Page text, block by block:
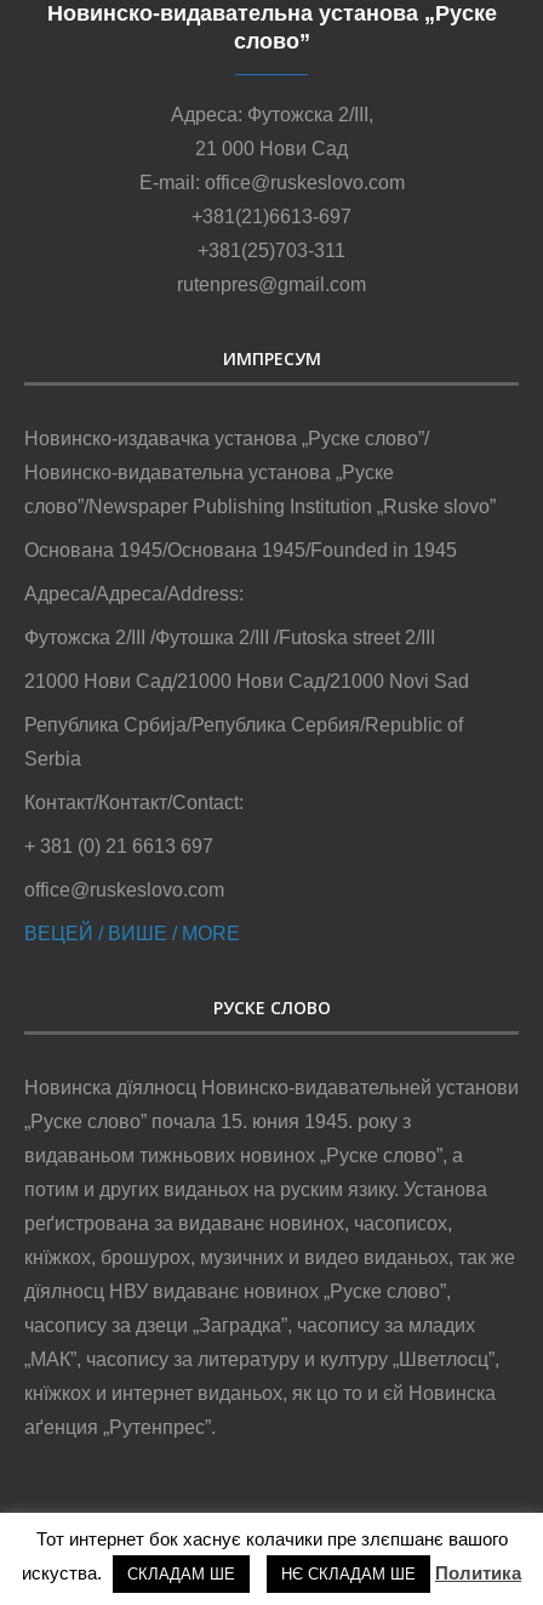
Новинско-видавательна установа „Руске
слово”
Адреса: Футожска 2/III,
21 000 Нови Сад
E-mail: office@ruskeslovo.com
+381(21)6613-697
+381(25)703-311
rutenpres@gmail.com
ИМПРЕСУМ
Новинско-издавачка установа „Руске слово”/
Новинско-видавательна установа „Руске
слово”/Newspaper Publishing Institution „Ruske slovo”
Основана 1945/Основана 1945/Founded in 1945
Адреса/Адреса/Address:
Футожска 2/III /Футошка 2/III /Futoska street 2/III
21000 Нови Сад/21000 Нови Сад/21000 Novi Sad
Република Србија/Република Сербия/Republic of
Serbia
Контакт/Контакт/Contact:
+ 381 (0) 21 6613 697
office@ruskeslovo.com
ВЕЦЕЙ / ВИШЕ / MORE
РУСКЕ СЛОВО
Новинска дїялносц Новинско-видавательней установи
„Руске слово” почала 15. юния 1945. року з
видаваньом тижньових новинох „Руске слово”, а
потим и других виданьох на руским язику. Установа
реґистрована за видаванє новинох, часописох,
кнїжкох, брошурох, музичних и видео виданьох, так же
дїялносц НВУ видаванє новинох „Руске слово”,
часопису за дзеци „Заградка”, часопису за младих
„МАК”, часопису за литературу и културу „Шветлосц”,
кнїжкох и интернет виданьох, як цо то и єй Новинска
аґенция „Рутенпрес”.
@2016 - РУСКЕ СЛОВО
Тот интернет бок хаснує колачики пре злєпшанє вашого
искуства.
СКЛАДАМ ШЕ НЄ СКЛАДАМ ШЕ
Политика